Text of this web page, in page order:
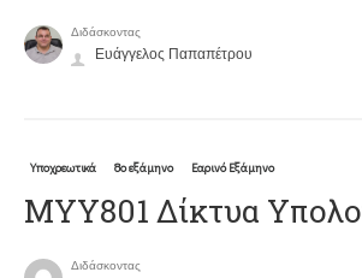
Διδάσκοντας
Ευάγγελος Παπαπέτρου
Υποχρεωτικά 8ο εξάμηνο Εαρινό Εξάμηνο
ΜΥΥ801 Δίκτυα
Διδάσκοντας